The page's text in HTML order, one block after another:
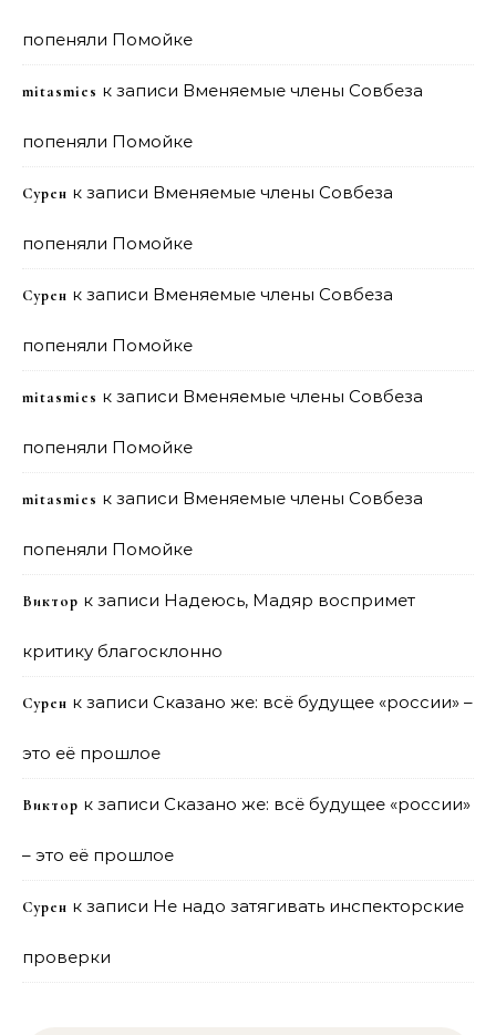
попеняли Помойке
mitasmies к записи Вменяемые члены Совбеза
попеняли Помойке
Сурен к записи Вменяемые члены Совбеза
попеняли Помойке
Сурен к записи Вменяемые члены Совбеза
попеняли Помойке
mitasmies к записи Вменяемые члены Совбеза
попеняли Помойке
mitasmies к записи Вменяемые члены Совбеза
попеняли Помойке
Виктор к записи Надеюсь, Мадяр воспримет
критику благосклонно
Сурен к записи Сказано же: всё будущее «россии» –
это её прошлое
Виктор к записи Сказано же: всё будущее «россии»
– это её прошлое
Сурен к записи Не надо затягивать инспекторские
проверки